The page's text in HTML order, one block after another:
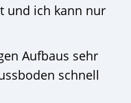
und ich kann nur
Aufbaus sehr
schnell